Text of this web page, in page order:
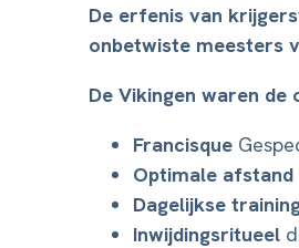
De erfenis van
onbetwiste meesters
De Vikingen waren
Francisque
Optimale afstand
Dagelijkse
Inwijdingsritueel